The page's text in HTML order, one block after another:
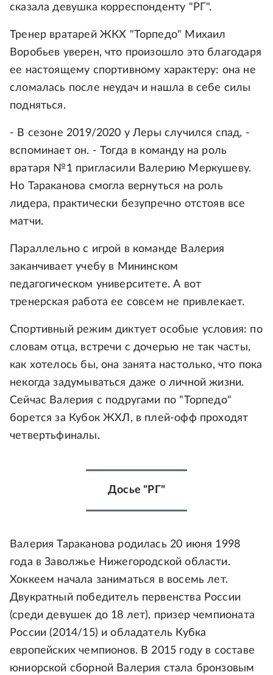
сказала девушка корреспонденту "РГ".
Тренер вратарей ЖКХ "Торпедо" Михаил
Воробьев уверен, что произошло это благодаря
ее настоящему спортивному характеру: она не
сломалась после неудач и нашла в себе силы
подняться.
- В сезоне 2019/2020 у Леры случился спад, -
вспоминает он. - Тогда в команду на роль
вратаря №1 пригласили Валерию Меркушеву.
Но Тараканова смогла вернуться на роль
лидера, практически безупречно отстояв все
матчи.
Параллельно с игрой в команде Валерия
заканчивает учебу в Мининском
педагогическом университете. А вот
тренерская работа ее совсем не привлекает.
Спортивный режим диктует особые условия: по
словам отца, встречи с дочерью не так часты,
как хотелось бы, она занята настолько, что пока
некогда задумываться даже о личной жизни.
Сейчас Валерия с подругами по "Торпедо"
борется за Кубок ЖХЛ, в плей-офф проходят
четвертьфиналы.
Досье "РГ"
Валерия Тараканова родилась 20 июня 1998
года в Заволжье Нижегородской области.
Хоккеем начала заниматься в восемь лет.
Двукратный победитель первенства России
(среди девушек до 18 лет), призер чемпионата
России (2014/15) и обладатель Кубка
европейских чемпионов. В 2015 году в составе
юниорской сборной Валерия стала бронзовым